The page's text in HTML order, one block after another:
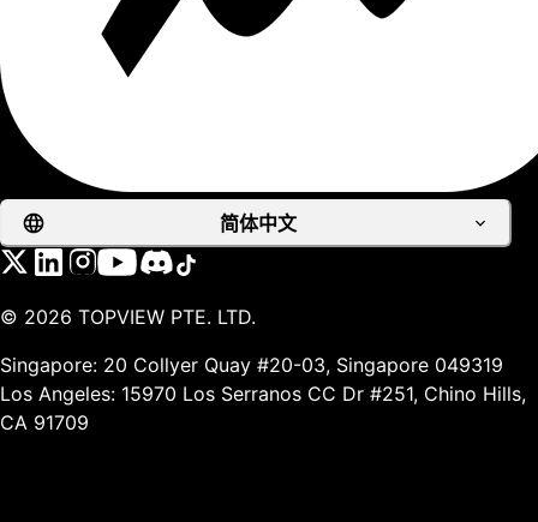
简体中文
© 2026 TOPVIEW PTE. LTD.
Singapore: 20 Collyer Quay #20-03, Singapore 049319
Los Angeles: 15970 Los Serranos CC Dr #251, Chino Hills,
CA 91709